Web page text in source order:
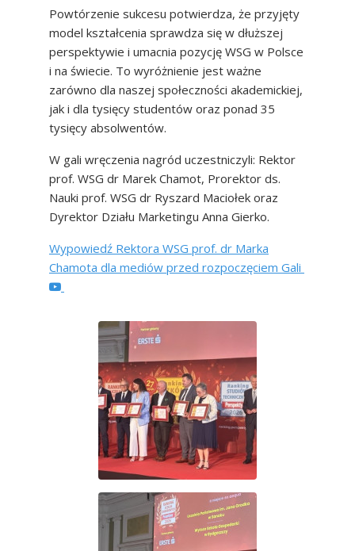
Powtórzenie sukcesu potwierdza, że przyjęty
model kształcenia sprawdza się w dłuższej
perspektywie i umacnia pozycję WSG w Polsce
i na świecie. To wyróżnienie jest ważne
zarówno dla naszej społeczności akademickiej,
jak i dla tysięcy studentów oraz ponad 35
tysięcy absolwentów.
W gali wręczenia nagród uczestniczyli: Rektor
prof. WSG dr Marek Chamot, Prorektor ds.
Nauki prof. WSG dr Ryszard Maciołek oraz
Dyrektor Działu Marketingu Anna Gierko.
Wypowiedź Rektora WSG prof. dr Marka
Chamota dla mediów przed rozpoczęciem Gali